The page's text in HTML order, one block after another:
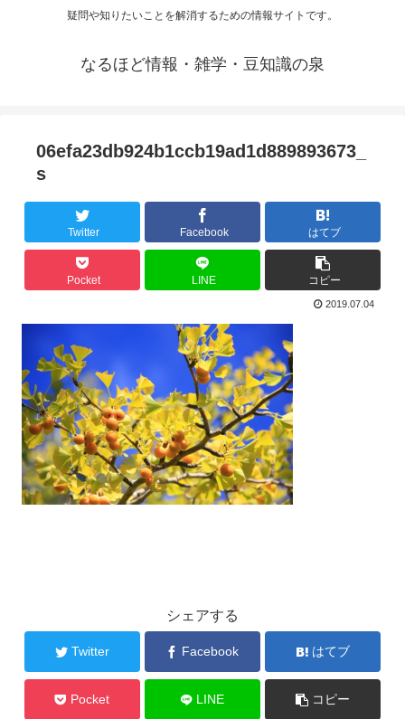
疑問や知りたいことを解消するための情報サイトです。
なるほど情報・雑学・豆知識の泉
06efa23db924b1ccb19ad1d889893673_
s
Twitter Facebook はてブ
Pocket LINE コピー
2019.07.04
シェアする
Twitter Facebook はてブ
Pocket LINE コピー